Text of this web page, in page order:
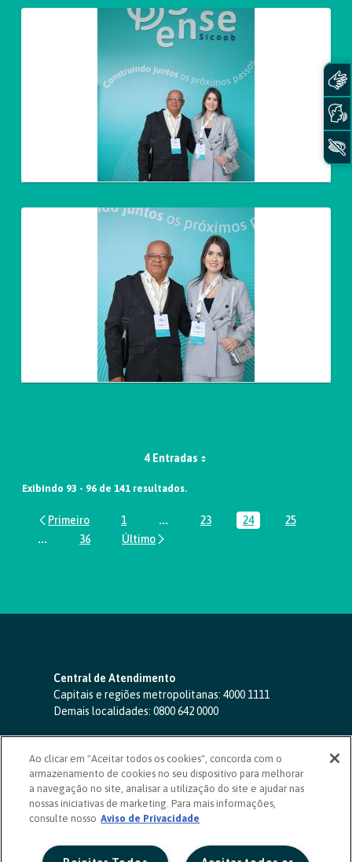
4 Entradas
Exibindo 93 - 96 de 141 resultados.
Página
1 ...Páginas intermediárias Usar ABA
Página
23 Página
24 Página
25
...Páginas intermediárias Usar ABA para navegar.
Página
36
Central de Atendimento
Capitais e regiões metropolitanas: 4000 1111
Demais localidades: 0800 642 0000
SAC 24 horas-0800 724 4420
Ouvidoria
0800 725 0996
(de segunda a sexta, das 8h às 20h)
ouvidoriasicoob.com.br
Deficientes auditivos ou de fala
Ao clicar em "Aceitar todos os cookies", concorda com o
armazenamento de cookies no seu dispositivo para melhorar
a navegação no site, analisar a utilização do site e ajudar nas
nossas iniciativas de marketing. Para mais informações,
consulte nosso Aviso de Privacidade